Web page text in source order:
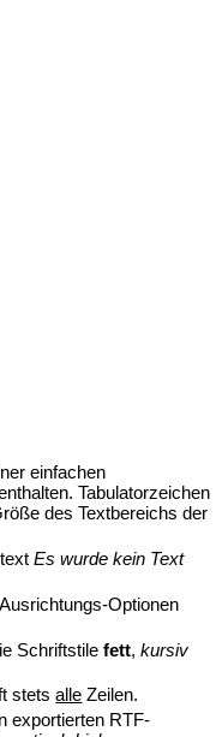
einfachen
Tabulatorzeichen
des Textbereichs der
Es wurde kein Text
Optionen
Schriftstilefett,kursiv
stetsalle Zeilen.
exportierten RTF-